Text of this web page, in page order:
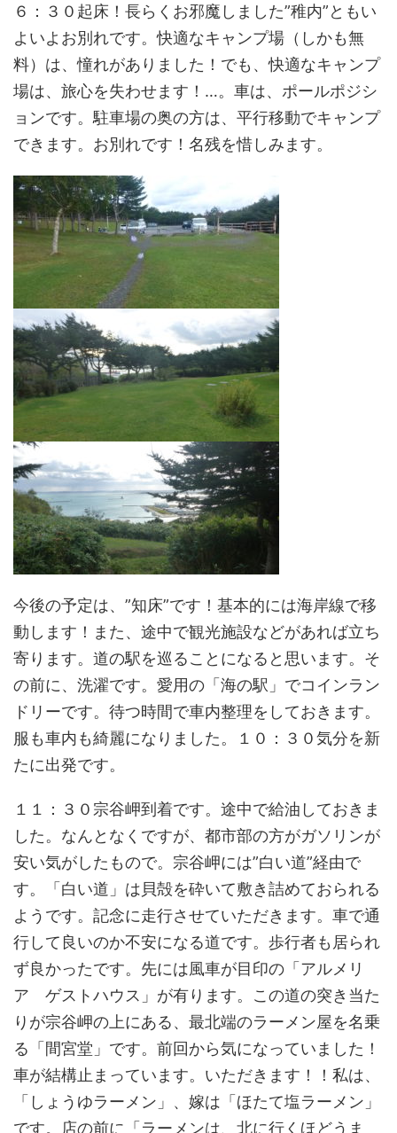
６：３０起床！長らくお邪魔しました”稚内”ともい
よいよお別れです。快適なキャンプ場（しかも無
料）は、憧れがありました！でも、快適なキャンプ
場は、旅心を失わせます！…。車は、ポールポジシ
ョンです。駐車場の奥の方は、平行移動でキャンプ
できます。お別れです！名残を惜しみます。
今後の予定は、”知床”です！基本的には海岸線で移
動します！また、途中で観光施設などがあれば立ち
寄ります。道の駅を巡ることになると思います。そ
の前に、洗濯です。愛用の「海の駅」でコインラン
ドリーです。待つ時間で車内整理をしておきます。
服も車内も綺麗になりました。１０：３０気分を新
たに出発です。
１１：３０宗谷岬到着です。途中で給油しておきま
した。なんとなくですが、都市部の方がガソリンが
安い気がしたもので。宗谷岬には”白い道”経由で
す。「白い道」は貝殻を砕いて敷き詰めておられる
ようです。記念に走行させていただきます。車で通
行して良いのか不安になる道です。歩行者も居られ
ず良かったです。先には風車が目印の「アルメリ
ア ゲストハウス」が有ります。この道の突き当た
りが宗谷岬の上にある、最北端のラーメン屋を名乗
る「間宮堂」です。前回から気になっていました！
車が結構止まっています。いただきます！！私は、
「しょうゆラーメン」、嫁は「ほたて塩ラーメン」
です。店の前に「ラーメンは、北に行くほどうま